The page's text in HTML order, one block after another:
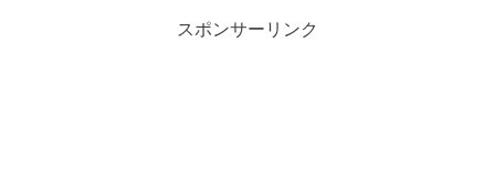
スポンサーリンク